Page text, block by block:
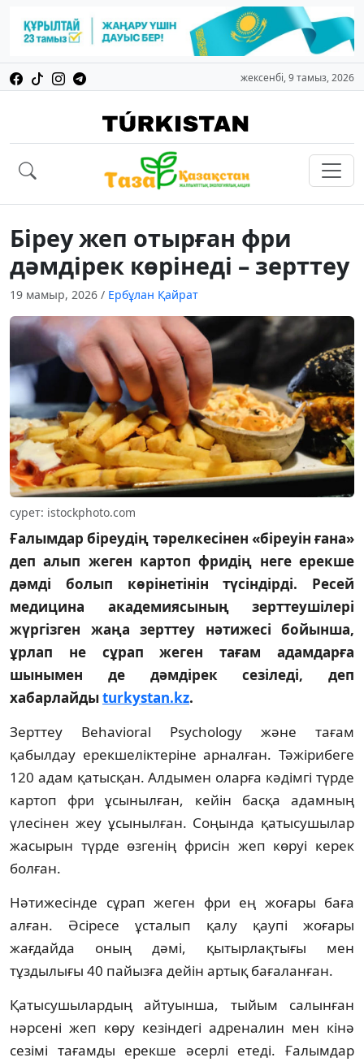
жексенбі, 9 тамыз, 2026
Біреу жеп отырған фри
дәмдірек көрінеді – зерттеу
19 мамыр, 2026 / Ербұлан Қайрат
сурет: istockphoto.com
Ғалымдар біреудің тәрелкесінен «біреуін ғана»
деп алып жеген картоп фридің неге ерекше
дәмді болып көрінетінін түсіндірді. Ресей
медицина академиясының зерттеушілері
жүргізген жаңа зерттеу нәтижесі бойынша,
ұрлап не сұрап жеген тағам адамдарға
шынымен де дәмдірек сезіледі, деп
хабарлайдыturkystan.kz.
Зерттеу Behavioral Psychology және тағам
қабылдау ерекшеліктеріне арналған. Тәжірибеге
120 адам қатысқан. Алдымен оларға кәдімгі түрде
картоп фри ұсынылған, кейін басқа адамның
үлесінен жеу ұсынылған. Соңында қатысушылар
жасырын түрде өзгенің фрисін жеп көруі керек
болған.
Нәтижесінде сұрап жеген фри ең жоғары баға
алған. Әсіресе ұсталып қалу қаупі жоғары
жағдайда оның дәмі, қытырлақтығы мен
тұздылығы 40 пайызға дейін артық бағаланған.
Қатысушылардың айтуынша, тыйым салынған
нәрсені жеп көру кезіндегі адреналин мен кінә
сезімі тағамды ерекше әсерлі етеді. Ғалымдар